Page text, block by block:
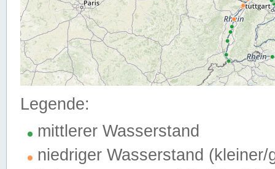
Legende:
mittlerer Wasserstand
niedriger Wasserstand (kleiner/